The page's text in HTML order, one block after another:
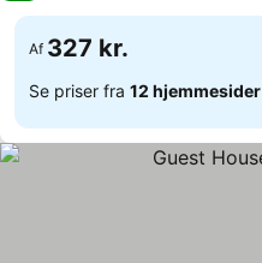
Af 327 kr.
Se priser fra 12 hjemmesider